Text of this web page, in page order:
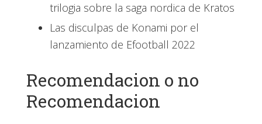
trilogia sobre la saga nordica de Kratos
Las disculpas de Konami por el
lanzamiento de Efootball 2022
Recomendacion o no
Recomendacion